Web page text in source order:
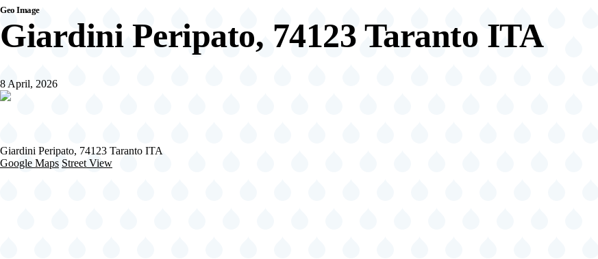
di
pane
Geo Image
Giardini Peripato, 74123 Taranto ITA
8 April, 2026
Giardini Peripato, 74123 Taranto ITA
Google Maps Street View